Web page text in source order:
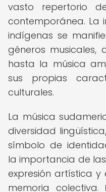
vasto repertorio
contemporánea. La
indígenas se
géneros musicales,
hasta la música
sus propias
culturales.
La música
diversidad
símbolo de
la importancia de
expresión artística
memoria colectiva.